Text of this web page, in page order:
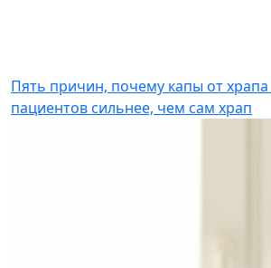
Пять причин, почему капы от храпа
пациентов сильнее, чем сам храп